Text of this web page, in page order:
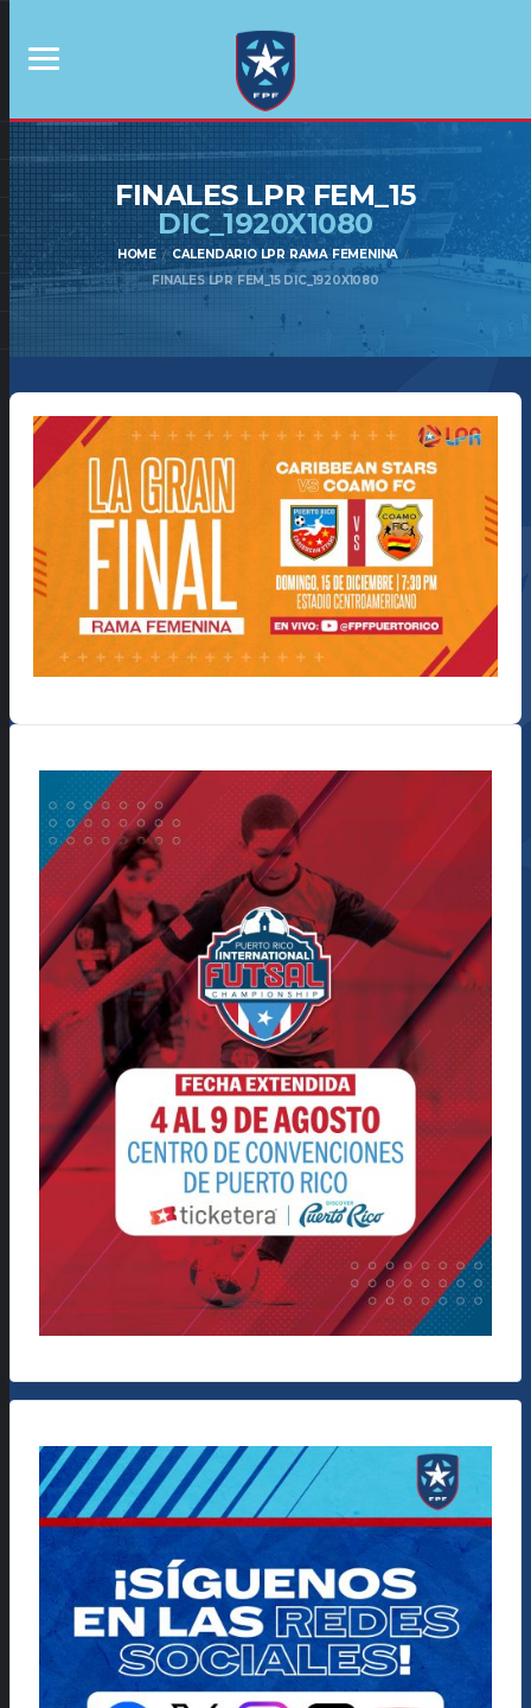
FINALES LPR FEM_15
DIC_1920X1080
HOME
CALENDARIO LPR RAMA FEMENINA
FINALES LPR FEM_15 DIC_1920X1080